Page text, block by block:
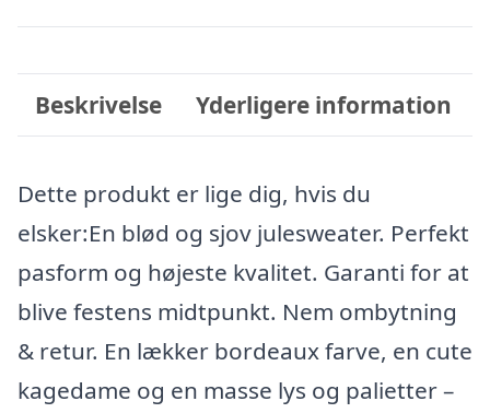
Beskrivelse Yderligere information
Dette produkt er lige dig, hvis du
elsker:En blød og sjov julesweater. Perfekt
pasform og højeste kvalitet. Garanti for at
blive festens midtpunkt. Nem ombytning
& retur. En lækker bordeaux farve, en cute
kagedame og en masse lys og palietter –